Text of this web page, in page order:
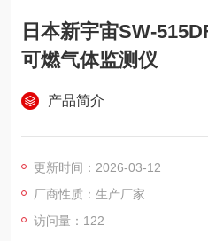
日本新宇宙SW-
可燃气体监测仪
产品简介
更新时间：2026-03-12
厂商性质：生产厂家
访问量：122